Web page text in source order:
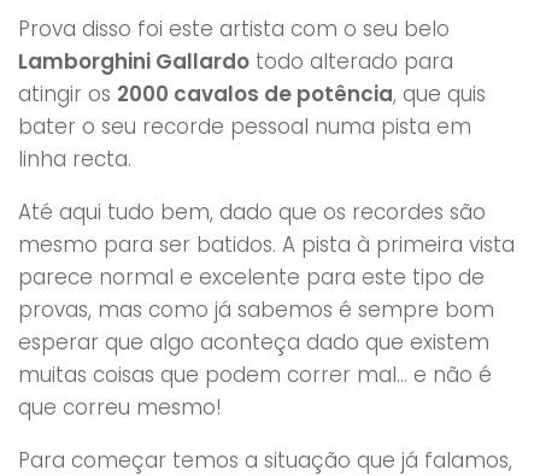
Prova disso foi este artista com o seu belo
Lamborghini Gallardo todo alterado para
atingir os 2000 cavalos de potência, que quis
bater o seu recorde pessoal numa pista em
linha recta.
Até aqui tudo bem, dado que os recordes são
mesmo para ser batidos. A pista à primeira vista
parece normal e excelente para este tipo de
provas, mas como já sabemos é sempre bom
esperar que algo aconteça dado que existem
muitas coisas que podem correr mal… e não é
que correu mesmo!
Para começar temos a situação que já falamos,